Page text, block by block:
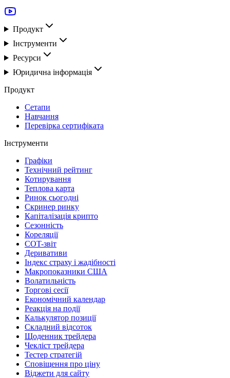
Продукт
Інструменти
Ресурси
Юридична інформація
Продукт
Сетапи
Навчання
Перевірка сертифіката
Інструменти
Графіки
Технічний рейтинг
Котирування
Теплова карта
Ринок сьогодні
Скринер ринку
Капіталізація крипто
Сезонність
Кореляції
COT-звіт
Деривативи
Індекс страху і жадібності
Макропоказники США
Волатильність
Торгові сесії
Економічний календар
Реакція на події
Калькулятор позиції
Складний відсоток
Щоденник трейдера
Чекліст трейдера
Тестер стратегій
Сповіщення про ціну
Віджети для сайту